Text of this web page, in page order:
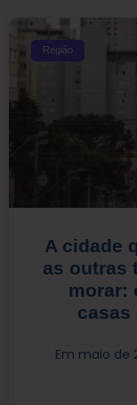
Região
A cidade
as outras
morar:
casas
Em maio de